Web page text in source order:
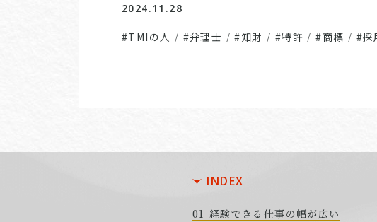
2024.11.28
#TMIの人 / #弁理士 /#知財 / #特許 /#商標 / #採
INDEX
経験できる仕事の幅が広い